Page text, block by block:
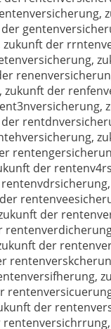
der
der
der
der
der
der